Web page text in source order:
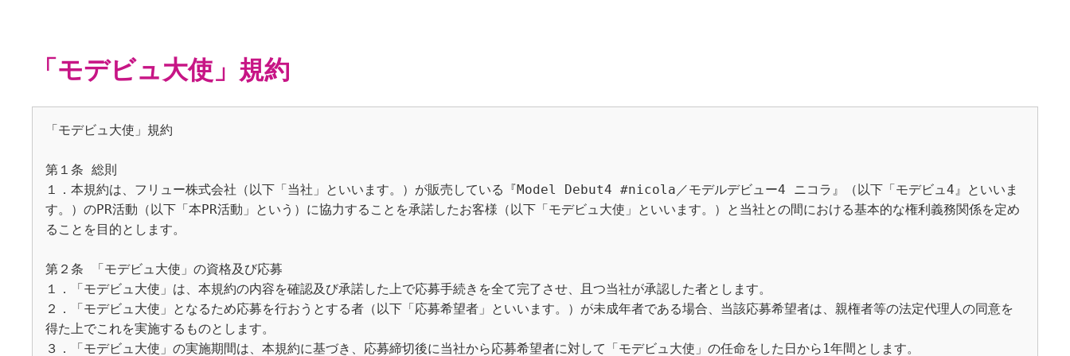
「モデビュ大使」規約
「モデビュ大使」規約
第１条 総則
１．本規約は、フリュー株式会社（以下「当社」といいます。）が販売している『Model Debut4 #nicola／モデルデビュー4 ニコラ』（以下「モデビュ4』といいま
す。）のPR活動（以下「本PR活動」という）に協力することを承諾したお客様（以下「モデビュ大使」といいます。）と当社との間における基本的な権利義務関係を定め
ることを目的とします。
第２条 「モデビュ大使」の資格及び応募
１．「モデビュ大使」は、本規約の内容を確認及び承諾した上で応募手続きを全て完了させ、且つ当社が承認した者とします。
２．「モデビュ大使」となるため応募を行おうとする者（以下「応募希望者」といいます。）が未成年者である場合、当該応募希望者は、親権者等の法定代理人の同意を
得た上でこれを実施するものとします。
３．「モデビュ大使」の実施期間は、本規約に基づき、応募締切後に当社から応募希望者に対して「モデビュ大使」の任命をした日から1年間とします。